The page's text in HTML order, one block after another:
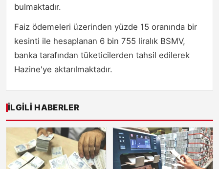
bulmaktadır.
Faiz ödemeleri üzerinden yüzde 15 oranında bir
kesinti ile hesaplanan 6 bin 755 liralık BSMV,
banka tarafından tüketicilerden tahsil edilerek
Hazine'ye aktarılmaktadır.
İLGILI HABERLER